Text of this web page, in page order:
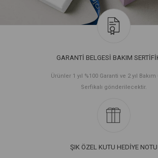
GARANTİ BELGESİ BAKIM
Ürünler 1 yıl %100 Garanti ve 2 yıl Bakım
Serfikalı gönderilecektir.
ŞIK ÖZEL KUTU HEDİYE NOTU